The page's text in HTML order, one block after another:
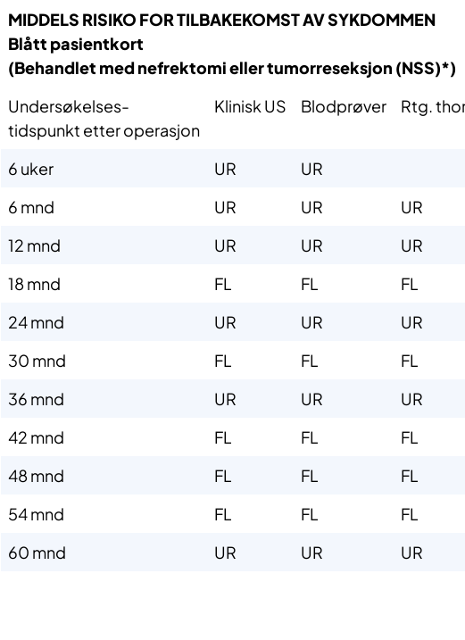
MIDDELS RISIKO FOR TILBAKEKOMST AV SYKDOMMEN
Blått pasientkort ​​​​
(Behandlet med nefrektomi eller tumorreseksjon (NSS)*)​
Undersøkelses-
​tidspunkt etter operasjon​​
​Klinisk US​ Blodprøver ​Rtg.
​6 uker ​UR
​UR
​6 mnd
​UR ​UR
​UR​
​12 mnd
​UR ​UR ​UR
​18 mnd
​FL ​FL
​FL
​24 mnd
​UR ​UR ​UR
​30 mnd
​FL ​FL
​FL
​36 mnd
​UR ​UR
​UR
​42 mnd
​FL ​FL
​FL
​48 mnd
​FL ​FL
​FL
​54 mnd
​FL ​FL
​FL
​60 mnd
​UR ​UR ​UR